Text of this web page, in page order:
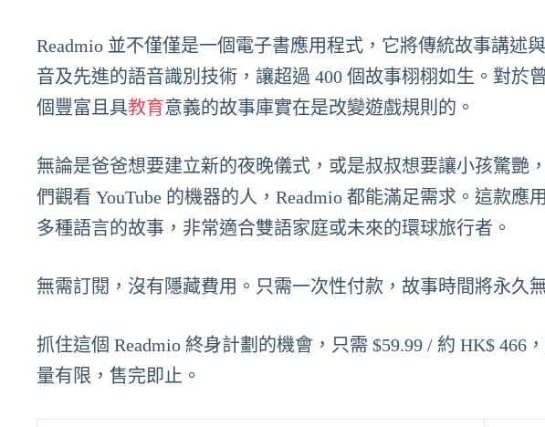
Readmio 並不僅僅是一個電子書應用程式，它將傳統故事講述
音及先進的語音識別技術，讓超過 400 個故事栩栩如生。對於
個豐富且具教育意義的故事庫實在是改變遊戲規則的。
無論是爸爸想要建立新的夜晚儀式，或是叔叔想要讓小孩驚艷
們觀看 YouTube 的機器的人，Readmio 都能滿足需求。這款應
多種語言的故事，非常適合雙語家庭或未來的環球旅行者。
無需訂閱，沒有隱藏費用。只需一次性付款，故事時間將永久
抓住這個 Readmio 終身計劃的機會，只需 $59.99 / 約 HK$
量有限，售完即止。